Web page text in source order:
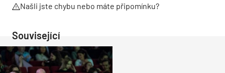
Našli jste chybu nebo máte připomínku?
Související